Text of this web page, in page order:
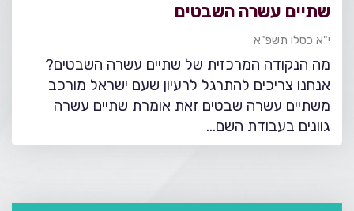
שתיים עשרה השבטים
י"א כסלו תשפ"א
מה הנקודה המרכזית של שתיים עשרה השבטים?
אנחנו צריכים להתרגל לרעיון שעם ישראל מורכב
משתיים עשרה שבטים זאת אומרת שתיים עשרה
גוונים בעבודת השם...